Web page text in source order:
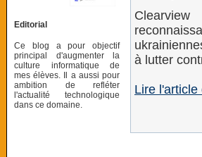
Editorial
Ce blog a pour objectif
principal d'augmenter la
culture informatique de
mes élèves. Il a aussi pour
ambition de refléter
l'actualité technologique
dans ce domaine.
à lutter
Lire